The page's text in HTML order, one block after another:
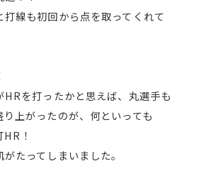
線も初回から点を取ってくれて
を打ったかと思えば、丸選手も
上がったのが、何といっても
！
たってしまいました。